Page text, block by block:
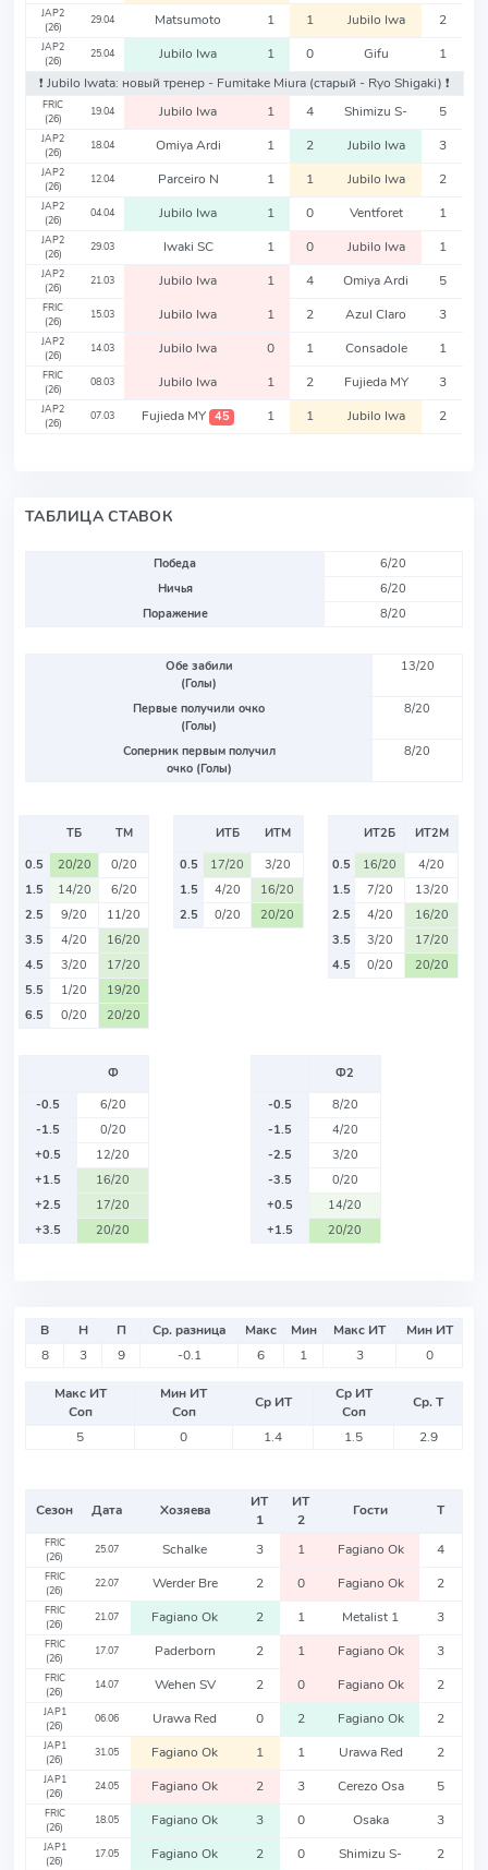
JAP2
(26)
29.04 Matsumoto 1 1 Jubilo Iwa 2
JAP2
(26)
25.04 Jubilo Iwa 1 0 Gifu
1
❗️ Jubilo Iwata: новый тренер - Fumitake Miura (старый - Ryo Shigaki) ❗️
FRIC
(26)
19.04 Jubilo Iwa 1 4 Shimizu S- 5
JAP2
(26)
18.04 Omiya Ardi 1 2 Jubilo Iwa 3
JAP2
(26)
12.04 Parceiro N 1 1 Jubilo Iwa 2
JAP2
(26)
04.04 Jubilo Iwa 1 0 Ventforet 1
JAP2
(26)
29.03 Iwaki SC 1 0 Jubilo Iwa 1
JAP2
(26)
21.03 Jubilo Iwa 1 4 Omiya Ardi 5
FRIC
(26)
15.03 Jubilo Iwa 1 2 Azul Claro 3
JAP2
(26)
14.03 Jubilo Iwa 0 1 Consadole 1
FRIC
(26)
08.03 Jubilo Iwa 1 2 Fujieda MY 3
JAP2
(26)
07.03 Fujieda MY 45 1 1 Jubilo Iwa 2
ТАБЛИЦА СТАВОК
Победа
6/20
Ничья
6/20
Поражение
8/20
Обе забили
(Голы)
13/20
Первые получили очко
(Голы)
8/20
Соперник первым получил
очко (Голы)
8/20
ТБ
ТМ
0.5
20/20
0/20
1.5
14/20
6/20
2.5
9/20
11/20
3.5
4/20
16/20
4.5
3/20
17/20
5.5
1/20
19/20
6.5
0/20 20/20
ИТБ
ИТМ
0.5
17/20
3/20
1.5
4/20
16/20
2.5
0/20 20/20
ИТ2Б
ИТ2М
0.5
16/20
4/20
1.5
7/20
13/20
2.5
4/20
16/20
3.5
3/20
17/20
4.5
0/20 20/20
Ф
-0.5
6/20
-1.5
0/20
+0.5
12/20
+1.5
16/20
+2.5
17/20
+3.5
20/20
Ф2
-0.5
8/20
-1.5
4/20
-2.5
3/20
-3.5
0/20
+0.5
14/20
+1.5
20/20
В Н П Ср. разница Макс Мин Макс ИТ
Мин ИТ
8
3 9 -0.1 6 1 3 0
Макс ИТ
Соп
Мин ИТ
Соп
Ср ИТ
Ср ИТ
Соп
Ср. Т
5
0 1.4 1.5 2.9
Сезон Дата Хозяева
ИТ
1
ИТ
2
Гости Т
FRIC
(26)
25.07 Schalke 3 1 Fagiano Ok 4
FRIC
(26)
22.07 Werder Bre 2 0 Fagiano Ok 2
FRIC
(26)
21.07 Fagiano Ok 2 1 Metalist 1 3
FRIC
(26)
17.07 Paderborn 2 1 Fagiano Ok 3
FRIC
(26)
14.07 Wehen SV 2 0 Fagiano Ok 2
JAP1
(26)
06.06 Urawa Red 0 2 Fagiano Ok 2
JAP1
(26)
31.05 Fagiano Ok 1 1 Urawa Red 2
JAP1
(26)
24.05 Fagiano Ok 2 3 Cerezo Osa 5
FRIC
(26)
18.05 Fagiano Ok 3 0 Osaka 3
JAP1
(26)
17.05 Fagiano Ok 2 0 Shimizu S- 2